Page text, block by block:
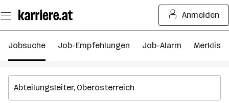
Seiteninhalt
springen
Anmelden
Jobsuche Job-Empfehlungen Job-Alarm Merkliste